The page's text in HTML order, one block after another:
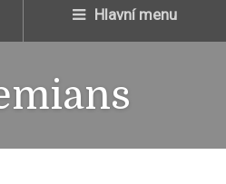
Hlavní menu